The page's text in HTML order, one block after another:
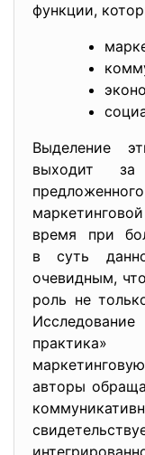
функции,
Выделение
выходит
время при
в суть
очевидным,
роль не
авторы